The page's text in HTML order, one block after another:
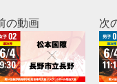
の動画 次